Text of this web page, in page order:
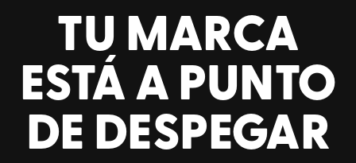
TU MARCA
ESTÁ A PUNTO
DE DESPEGAR